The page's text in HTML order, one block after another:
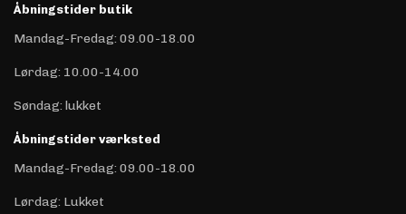
Åbningstider butik
Mandag-Fredag: 09.00-18.00
Lørdag: 10.00-14.00
Søndag: lukket
Åbningstider værksted
Mandag-Fredag: 09.00-18.00
Lørdag: Lukket